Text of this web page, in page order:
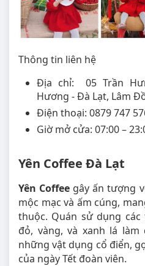
Thông tin liên hệ
Địa chỉ: 05 Trần
Hương - Đà Lạt, Lâm
Điện thoại: 0879 747
Giờ mở cửa: 07:00 –
Yên Coffee Đà Lạt
Yên Coffee gây ấn tượng
mộc mạc và ấm cúng,
thuộc. Quán sử dụng
đỏ, vàng, và xanh lá
những vật dụng cổ điển,
của ngày Tết đoàn viên.